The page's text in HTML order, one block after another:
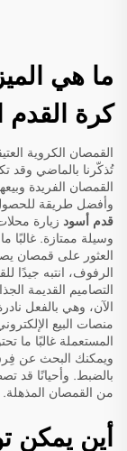
ما هي
كرة القدم
القمصان الكروية
تُذكّرنا بالماضي وقد
القمصان الفريدة
وأفضل طريقة
قدم أسود زيارة
وسيلة ممتازة. غالبًا
العثور على قمصان
الرفوف، انتبه جيدًا
التصاميم القديمة
الآن، وهي بالفعل
منصات البيع
المستعملة غالبًا ما
ويمكنك البحث عن
بالضبط. وأحيانًا قد
من القمصان المذهلة.
أين يمكن